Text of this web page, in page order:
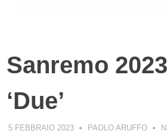
Sanremo
‘Due’
5 FEBBRAIO 2023 PAOLO ARUFFO